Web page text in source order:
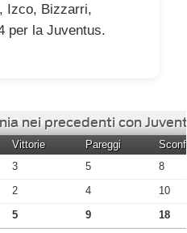
Izco, Bizzarri,
per la Juventus.
nei precedenti con
Vittorie Pareggi
3 5
8
2 4
10
5 9 18